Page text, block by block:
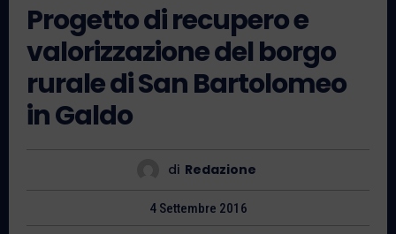
Progetto di recupero e
valorizzazione del borgo
rurale di San Bartolomeo
in Galdo
di Redazione
4 Settembre 2016